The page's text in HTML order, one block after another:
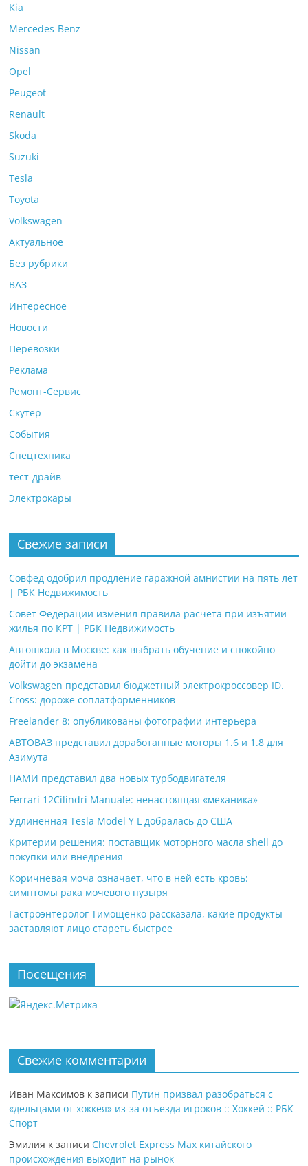
Kia
Mercedes-Benz
Nissan
Opel
Peugeot
Renault
Skoda
Suzuki
Tesla
Toyota
Volkswagen
Актуальное
Без рубрики
ВАЗ
Интересное
Новости
Перевозки
Реклама
Ремонт-Сервис
Скутер
События
Спецтехника
тест-драйв
Электрокары
Свежие записи
Совфед одобрил продление гаражной амнистии на пять лет
| РБК Недвижимость
Совет Федерации изменил правила расчета при изъятии
жилья по КРТ | РБК Недвижимость
Автошкола в Москве: как выбрать обучение и спокойно
дойти до экзамена
Volkswagen представил бюджетный электрокроссовер ID.
Cross: дороже соплатформенников
Freelander 8: опубликованы фотографии интерьера
АВТОВАЗ представил доработанные моторы 1.6 и 1.8 для
Азимута
НАМИ представил два новых турбодвигателя
Ferrari 12Cilindri Manuale: ненастоящая «механика»
Удлиненная Tesla Model Y L добралась до США
Критерии решения: поставщик моторного масла shell до
покупки или внедрения
Коричневая моча означает, что в ней есть кровь:
симптомы рака мочевого пузыря
Гастроэнтеролог Тимощенко рассказала, какие продукты
заставляют лицо стареть быстрее
Посещения
Свежие комментарии
Иван Максимов к записи Путин призвал разобраться с
«дельцами от хоккея» из-за отъезда игроков :: Хоккей :: РБК
Спорт
Эмилия к записи Chevrolet Express Max китайского
происхождения выходит на рынок